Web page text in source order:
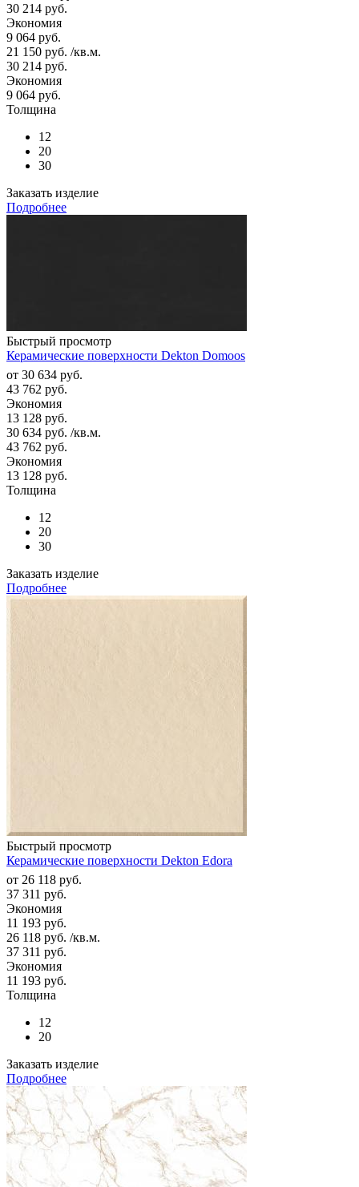
30 214 руб.
Экономия
9 064 руб.
21 150 руб. /кв.м.
30 214 руб.
Экономия
9 064 руб.
Толщина
12
20
30
Заказать изделие
Подробнее
Быстрый просмотр
Керамические поверхности Dekton Domoos
от 30 634 руб.
43 762 руб.
Экономия
13 128 руб.
30 634 руб. /кв.м.
43 762 руб.
Экономия
13 128 руб.
Толщина
12
20
30
Заказать изделие
Подробнее
Быстрый просмотр
Керамические поверхности Dekton Edora
от 26 118 руб.
37 311 руб.
Экономия
11 193 руб.
26 118 руб. /кв.м.
37 311 руб.
Экономия
11 193 руб.
Толщина
12
20
Заказать изделие
Подробнее